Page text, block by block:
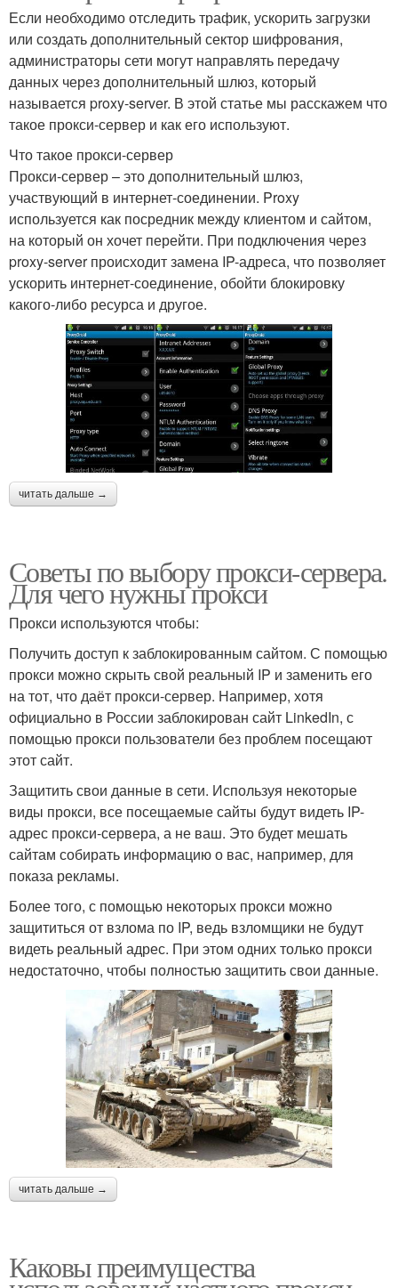
Если необходимо отследить трафик, ускорить загрузки
или создать дополнительный сектор шифрования,
администраторы сети могут направлять передачу
данных через дополнительный шлюз, который
называется proxy-server. В этой статье мы расскажем что
такое прокси-сервер и как его используют.
Что такое прокси-сервер
Прокси-сервер – это дополнительный шлюз,
участвующий в интернет-соединении. Proxy
используется как посредник между клиентом и сайтом,
на который он хочет перейти. При подключения через
proxy-server происходит замена IP-адреса, что позволяет
ускорить интернет-соединение, обойти блокировку
какого-либо ресурса и другое.
читать дальше →
Советы по выбору прокси-сервера.
Для чего нужны прокси
Прокси используются чтобы:
Получить доступ к заблокированным сайтом. С помощью
прокси можно скрыть свой реальный IP и заменить его
на тот, что даёт прокси-сервер. Например, хотя
официально в России заблокирован сайт LinkedIn, с
помощью прокси пользователи без проблем посещают
этот сайт.
Защитить свои данные в сети. Используя некоторые
виды прокси, все посещаемые сайты будут видеть IP-
адрес прокси-сервера, а не ваш. Это будет мешать
сайтам собирать информацию о вас, например, для
показа рекламы.
Более того, с помощью некоторых прокси можно
защититься от взлома по IP, ведь взломщики не будут
видеть реальный адрес. При этом одних только прокси
недостаточно, чтобы полностью защитить свои данные.
читать дальше →
Каковы преимущества